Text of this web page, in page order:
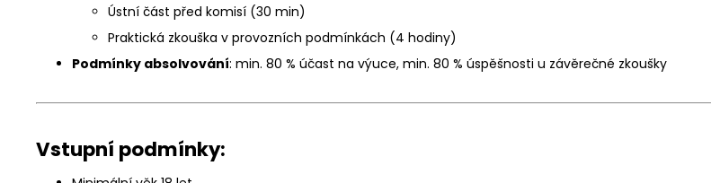
Ústní část před komisí (30 min)
Praktická zkouška v provozních podmínkách (4 hodiny)
Podmínky absolvování: min. 80 % účast na výuce, min. 80 % úspěšnosti u závěrečné zkoušky
Vstupní podmínky: